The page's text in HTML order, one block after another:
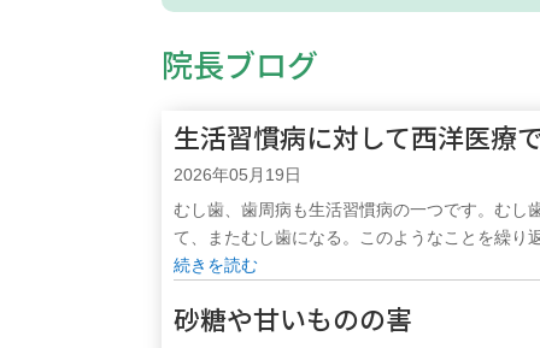
院長ブログ
生活習慣病に対して西洋医療
2026年05月19日
むし歯、歯周病も生活習慣病の一つです。むし
て、またむし歯になる。このようなことを繰り
続きを読む
砂糖や甘いものの害